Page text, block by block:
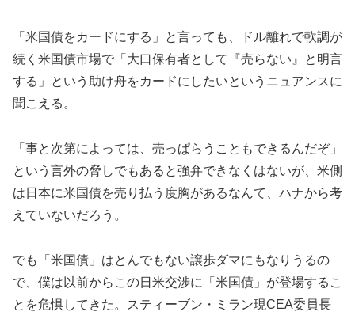
「米国債をカードにする」と言っても、ドル離れで軟調が
続く米国債市場で「大口保有者として『売らない』と明言
する」という助け舟をカードにしたいというニュアンスに
聞こえる。
「事と次第によっては、売っぱらうこともできるんだぞ」
という言外の脅しでもあると強弁できなくはないが、米側
は日本に米国債を売り払う度胸があるなんて、ハナから考
えていないだろう。
でも「米国債」はとんでもない譲歩ダマにもなりうるの
で、僕は以前からこの日米交渉に「米国債」が登場するこ
とを危惧してきた。スティーブン・ミラン現CEA委員長